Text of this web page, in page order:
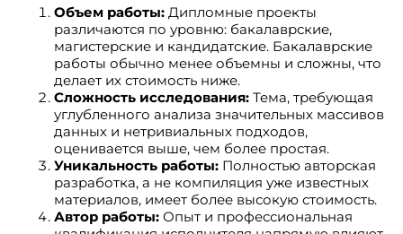
Объем работы: Дипломные проекты
различаются по уровню: бакалаврские,
магистерские и кандидатские. Бакалаврские
работы обычно менее объемны и сложны, что
делает их стоимость ниже.
Сложность исследования: Тема, требующая
углубленного анализа значительных массивов
данных и нетривиальных подходов,
оценивается выше, чем более простая.
Уникальность работы: Полностью авторская
разработка, а не компиляция уже известных
материалов, имеет более высокую стоимость.
Автор работы: Опыт и профессиональная